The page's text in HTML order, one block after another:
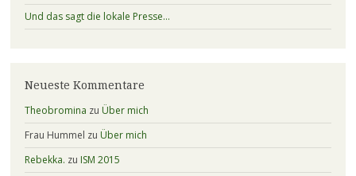
Und das sagt die lokale Presse…
Neueste Kommentare
Theobromina zu Über mich
Frau Hummel zu Über mich
Rebekka. zu ISM 2015